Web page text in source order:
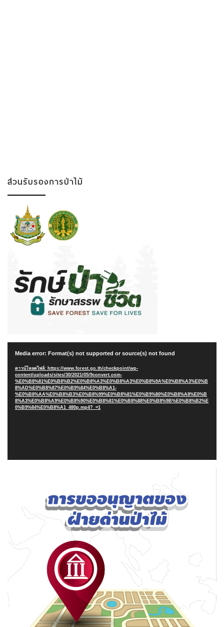
ส่วนรับรองการป่าไม้
เล่น
ไฟล์
วิดีโอ
Media error: Format(s) not supported or source(s) not found
ดาวน์โหลดไฟล์: https://www.forest.go.th/checkpoint/wp-
content/uploads/sites/30/2021/05/9convert.com-
%E0%B8%81%E0%B8%B2%E0%B8%A3%E0%B8%A3%E0%B8%9A%E0%B8%A3%E0%B
8%AD%E0%B8%87%E0%B9%84%E0%B8%A1-
%E0%B8%AA%E0%B8%B3%E0%B8%99%E0%B8%81%E0%B9%80%E0%B8%A8%E0%B
8%A3%E0%B8%A9%E0%B8%90%E0%B8%81%E0%B8%88%E0%B8%9B%E0%B8%B2%E
0%B9%84%E0%B8%A1_480p.mp4?_=1